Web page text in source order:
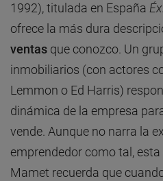
1992), titulada en España
ofrece la más dura
ventas que conozco. Un
inmobiliarios (con actores
Lemmon o Ed Harris)
dinámica de la empresa
vende. Aunque no narra la
emprendedor como tal,
Mamet recuerda que